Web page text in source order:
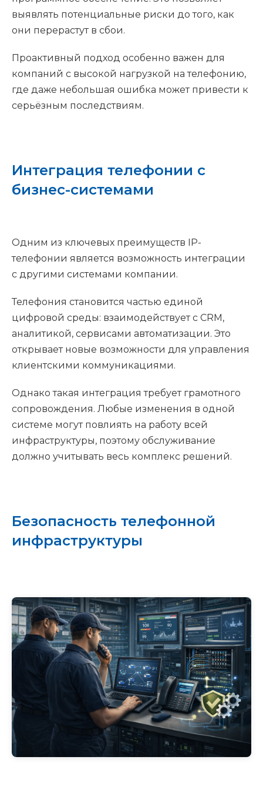
выявлять потенциальные риски до того, как
они перерастут в сбои.
Проактивный подход особенно важен для
компаний с высокой нагрузкой на телефонию,
где даже небольшая ошибка может привести к
серьёзным последствиям.
Интеграция телефонии с
бизнес-системами
Одним из ключевых преимуществ IP-
телефонии является возможность интеграции
с другими системами компании.
Телефония становится частью единой
цифровой среды: взаимодействует с CRM,
аналитикой, сервисами автоматизации. Это
открывает новые возможности для управления
клиентскими коммуникациями.
Однако такая интеграция требует грамотного
сопровождения. Любые изменения в одной
системе могут повлиять на работу всей
инфраструктуры, поэтому обслуживание
должно учитывать весь комплекс решений.
Безопасность телефонной
инфраструктуры